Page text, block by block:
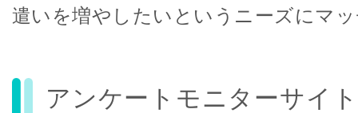
遣いを増やしたいというニーズにマ
アンケートモニターサイ